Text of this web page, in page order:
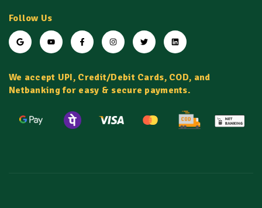
Follow Us
We accept UPI, Credit/Debit Cards, COD, and
Netbanking for easy & secure payments.